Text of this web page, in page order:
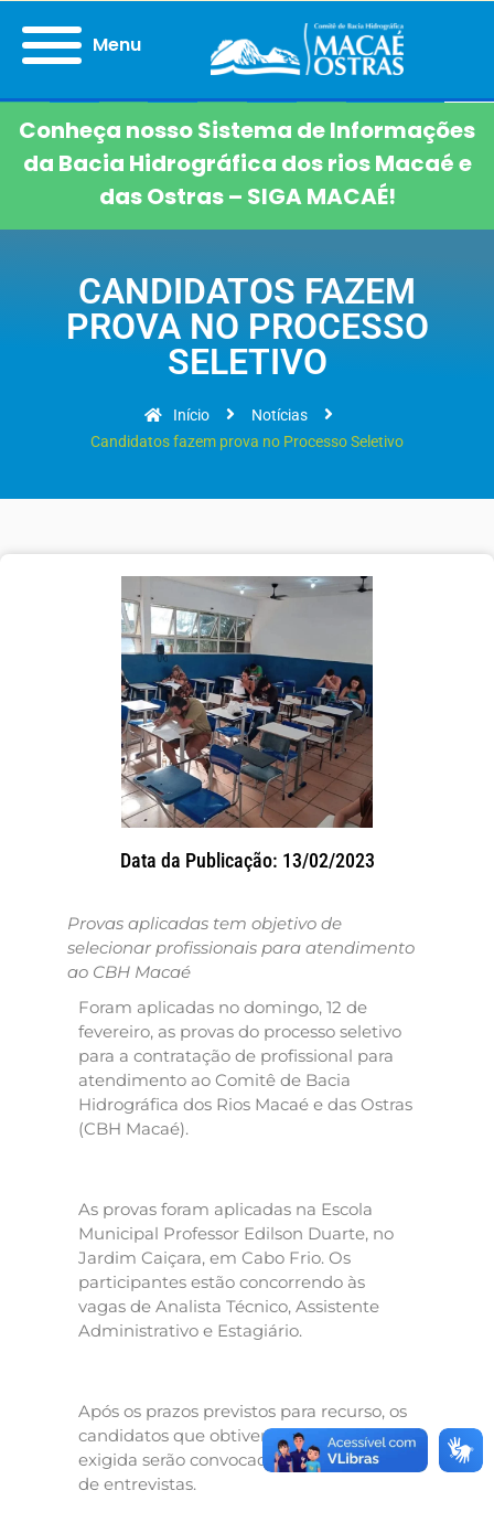
Menu
Conheça nosso Sistema de Informações
da Bacia Hidrográfica dos rios Macaé e
das Ostras – SIGA MACAÉ!
CANDIDATOS FAZEM
PROVA NO PROCESSO
SELETIVO
Início
Notícias
Candidatos fazem prova no Processo Seletivo
Data da Publicação: 13/02/2023
Provas aplicadas tem objetivo de
selecionar profissionais para atendimento
ao CBH Macaé
Foram aplicadas no domingo, 12 de
fevereiro, as provas do processo seletivo
para a contratação de profissional para
atendimento ao Comitê de Bacia
Hidrográfica dos Rios Macaé e das Ostras
(CBH Macaé).
As provas foram aplicadas na Escola
Municipal Professor Edilson Duarte, no
Jardim Caiçara, em Cabo Frio. Os
participantes estão concorrendo às
vagas de Analista Técnico, Assistente
Administrativo e Estagiário.
Após os prazos previstos para recurso, os
candidatos que obtiverem a pontuação
exigida serão convocados para a etapa
de entrevistas.